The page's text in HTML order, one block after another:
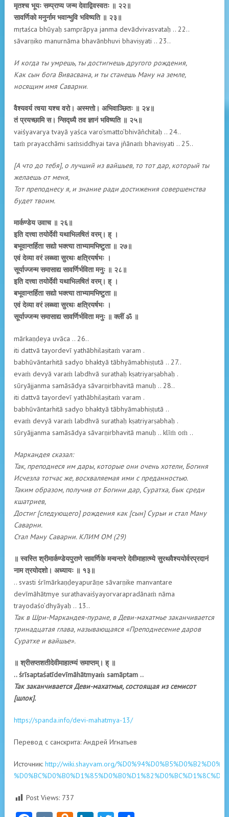
मृतश्च भूयः सम्प्राप्य जन्म देवाद्विवस्वतः ॥ २२॥
सावर्णिको मनुर्नाम भवान्भुवि भविष्यति ॥ २३॥
mṛtaśca bhūyaḥ samprāpya janma devādvivasvataḥ .. 22..
sāvarṇiko manurnāma bhavānbhuvi bhaviṣyati .. 23..
И когда ты умрешь, ты достигнешь другого рождения,
Как сын бога Вивасвана, и ты станешь Ману на земле,
носящим имя Саварни.
वैश्यवर्य त्वया यश्च वरो। अस्मत्तो। अभिवाञ्छितः ॥ २४॥
तं प्रयच्छामि स। न्सिद्ध्यै तव ज्ञानं भविष्यति ॥ २५॥
vaiśyavarya tvayā yaśca varo’smatto’bhivāñchitaḥ .. 24..
taṁ prayacchāmi saṁsiddhyai tava jñānaṁ bhaviṣyati .. 25..
[А что до тебя], о лучший из вайшьев, то тот дар, который ты
желаешь от меня,
Тот преподнесу я, и знание ради достижения совершенства
будет твоим.
मार्कण्डेय उवाच ॥ २६॥
इति दत्त्वा तयोर्देवी यथाभिलषितं वरम्। ह् ।
बभूवान्तर्हिता सद्यो भक्त्या ताभ्यामभिष्टुता ॥ २७॥
एवं देव्या वरं लब्ध्वा सुरथः क्षत्रियर्षभः ।
सूर्याज्जन्म समासाद्य सावर्णिर्भविता मनुः ॥ २८॥
इति दत्त्वा तयोर्देवी यथाभिलषितं वरम्। ह् ।
बभूवान्तर्हिता सद्यो भक्त्या ताभ्यामभिष्टुता ॥
एवं देव्या वरं लब्ध्वा सुरथः क्षत्रियर्षभः ।
सूर्याज्जन्म समासाद्य सावर्णिर्भविता मनुः ॥ क्लीं ॐ ॥
mārkaṇḍeya uvāca .. 26..
iti dattvā tayordevī yathābhilaṣitaṁ varam .
babhūvāntarhitā sadyo bhaktyā tābhyāmabhiṣṭutā .. 27..
evaṁ devyā varaṁ labdhvā surathaḥ kṣatriyarṣabhaḥ .
sūryājjanma samāsādya sāvarṇirbhavitā manuḥ .. 28..
iti dattvā tayordevī yathābhilaṣitaṁ varam .
babhūvāntarhitā sadyo bhaktyā tābhyāmabhiṣṭutā ..
evaṁ devyā varaṁ labdhvā surathaḥ kṣatriyarṣabhaḥ .
sūryājjanma samāsādya sāvarṇirbhavitā manuḥ .. klīṁ oṁ ..
Маркандея сказал:
Так, преподнеся им дары, которые они очень хотели, Богиня
Исчезла тотчас же, восхваляемая ими с преданностью.
Таким образом, получив от Богини дар, Суратха, бык среди
кшатриев,
Достиг [следующего] рождения как [сын] Сурьи и стал Ману
Саварни.
Стал Ману Саварни. КЛИМ ОM (29)
॥ स्वस्ति श्रीमार्कण्डेयपुराणे सावर्णिके मन्वन्तरे देवीमाहात्म्ये सुरथवैश्ययोर्वरप्रदानं
नाम त्रयोदशो। अध्यायः ॥ १३॥
.. svasti śrīmārkaṇḍeyapurāṇe sāvarṇike manvantare
devīmāhātmye surathavaiśyayorvarapradānaṁ nāma
trayodaśo’dhyāyaḥ .. 13..
Так в Шри-Маркандея-пуране, в Деви-махатмье заканчивается
тринадцатая глава, называющаяся «Преподнесение даров
Суратхе и вайшье».
॥ श्रीसप्तशतीदेवीमाहात्म्यं समाप्तम्। ह् ॥
.. śrīsaptaśatīdevīmāhātmyaṁ samāptam ..
Так заканчивается Деви-махатмья, состоящая из семисот
[шлок].
https://spanda.info/devi-mahatmya-13/
Перевод с санскрита: Андрей Игнатьев
Источник: http://wiki.shayvam.org/
Post Views: 737